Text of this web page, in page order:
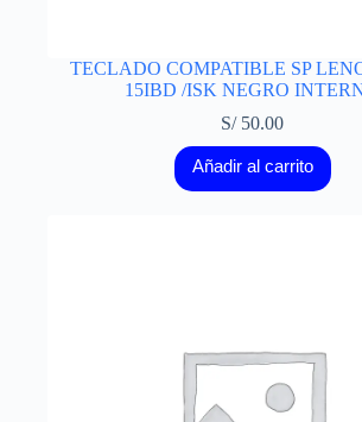
TECLADO COMPATIBLE SP
15IBD /ISK NEGRO
S/50.00
Añadir al carrito